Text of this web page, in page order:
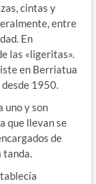
cintas y
entre
En
las «ligeritas».
en Berriatua
1950.
uno y son
que llevan se
de
tanda.